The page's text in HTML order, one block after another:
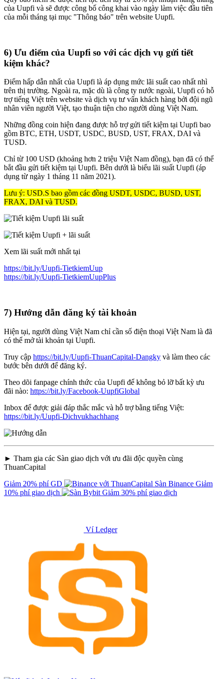
của Uupfi và sẽ được công bố công khai vào ngày làm việc đầu tiên
của mỗi tháng tại mục "Thông báo" trên website Uupfi.
6) Ưu điểm của Uupfi so với các dịch vụ gửi tiết
kiệm khác?
Điểm hấp dẫn nhất của Uupfi là áp dụng mức lãi suất cao nhất nhì
trên thị trường. Ngoài ra, mặc dù là công ty nước ngoài, Uupfi có hỗ
trợ tiếng Việt trên website và dịch vụ tư vấn khách hàng bởi đội ngũ
nhân viên người Việt, tạo thuận tiện cho người dùng Việt Nam.
Những đồng coin hiện đang được hỗ trợ gửi tiết kiệm tại Uupfi bao
gồm BTC, ETH, USDT, USDC, BUSD, UST, FRAX, DAI và
TUSD.
Chỉ từ 100 USD (khoảng hơn 2 triệu Việt Nam đồng), bạn đã có thể
bắt đầu gửi tiết kiệm tại Uupfi. Bên dưới là biểu lãi suất Uupfi (áp
dụng từ ngày 1 tháng 11 năm 2021).
Lưu ý: USD.S bao gồm các đồng USDT, USDC, BUSD, UST,
FRAX, DAI và TUSD.
Xem lãi suất mới nhất tại
https://bit.ly/Uupfi-TietkiemUup
https://bit.ly/Uupfi-TietkiemUupPlus
7) Hướng dẫn đăng ký tài khoản
Hiện tại, người dùng Việt Nam chỉ cần số điện thoại Việt Nam là đã
có thể mở tài khoản tại Uupfi.
Truy cập https://bit.ly/Uupfi-ThuanCapital-Dangky và làm theo các
bước bên dưới để đăng ký.
Theo dõi fanpage chính thức của Uupfi để không bỏ lỡ bất kỳ ưu
đãi nào: https://bit.ly/Facebook-UupfiGlobal
Inbox để được giải đáp thắc mắc và hỗ trợ bằng tiếng Việt:
https://bit.ly/Uupfi-Dichvukhachhang
► Tham gia các Sàn giao dịch với ưu đãi độc quyền cùng
ThuanCapital
Giảm 20% phí GD
Sàn Binance Giảm
10% phí giao dịch
Giảm 30% phí giao dịch
Ví Ledger